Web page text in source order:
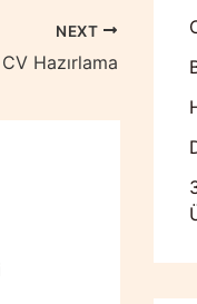
NEXT
Hazırlama